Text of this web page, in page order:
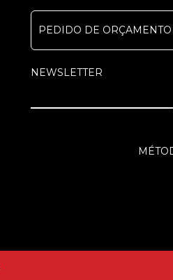
PEDIDO DE ORÇAMENTO
NEWSLETTER